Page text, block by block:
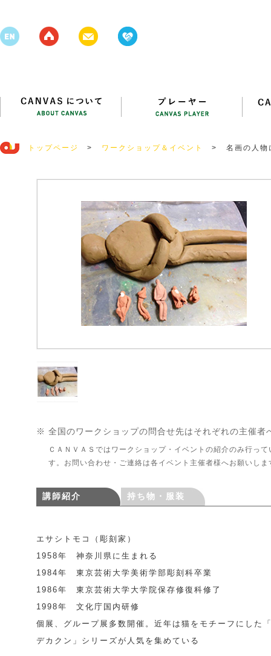
トップページ > ワークショップ＆イベント > 名画の人物
※ 全国のワークショップの問合せ先はそれぞれの主催者
ＣＡＮＶＡＳではワークショップ・イベントの紹介のみ行って
す。お問い合わせ・ご連絡は各イベント主催者様へお願いしま
講師紹介 持ち物・服装
エサシトモコ（彫刻家）
1958年 神奈川県に生まれる
1984年 東京芸術大学美術学部彫刻科卒業
1986年 東京芸術大学大学院保存修復科修了
1998年 文化庁国内研修
個展、グループ展多数開催。近年は猫をモチーフにした
デカクン」シリーズが人気を集めている